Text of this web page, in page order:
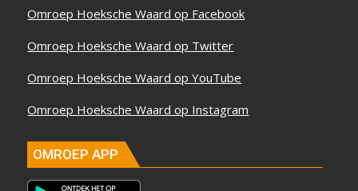
Omroep Hoeksche Waard op Facebook
Omroep Hoeksche Waard op Twitter
Omroep Hoeksche Waard op YouTube
Omroep Hoeksche Waard op Instagram
OMROEP APP